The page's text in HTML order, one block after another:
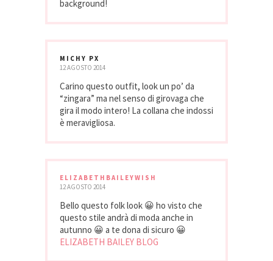
background!
MICHY PX
12 AGOSTO 2014
Carino questo outfit, look un po’ da
“zingara” ma nel senso di girovaga che
gira il modo intero! La collana che indossi
è meravigliosa.
ELIZABETHBAILEYWISH
12 AGOSTO 2014
Bello questo folk look 😀 ho visto che
questo stile andrà di moda anche in
autunno 😀 a te dona di sicuro 😀
ELIZABETH BAILEY BLOG